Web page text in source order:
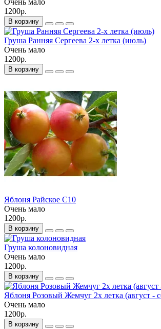
Очень мало
1200р.
В корзину
Груша Ранняя Сергеева 2-х летка (июль)
Очень мало
1200р.
В корзину
Яблоня Райское С10
Очень мало
1200р.
В корзину
Груша колоновидная
Очень мало
1200р.
В корзину
Яблоня Розовый Жемчуг 2х летка (август -
Очень мало
1200р.
В корзину